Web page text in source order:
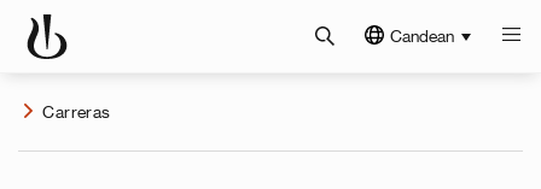
Candean
Carreras